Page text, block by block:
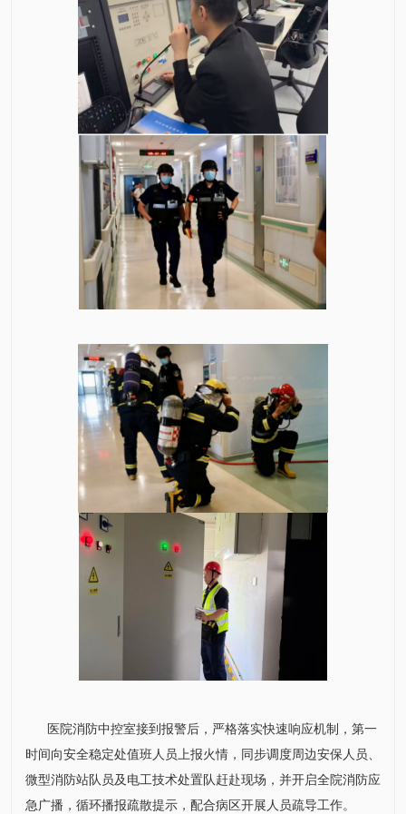
医院消防中控室接到报警后，严格落实快速响应机制，第一
时间向安全稳定处值班人员上报火情，同步调度周边安保人员、
微型消防站队员及电工技术处置队赶赴现场，并开启全院消防应
急广播，循环播报疏散提示，配合病区开展人员疏导工作。